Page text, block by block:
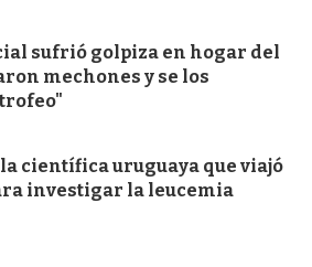
sufrió golpiza en hogar del
mechones y se los
científica uruguaya que viajó
investigar la leucemia